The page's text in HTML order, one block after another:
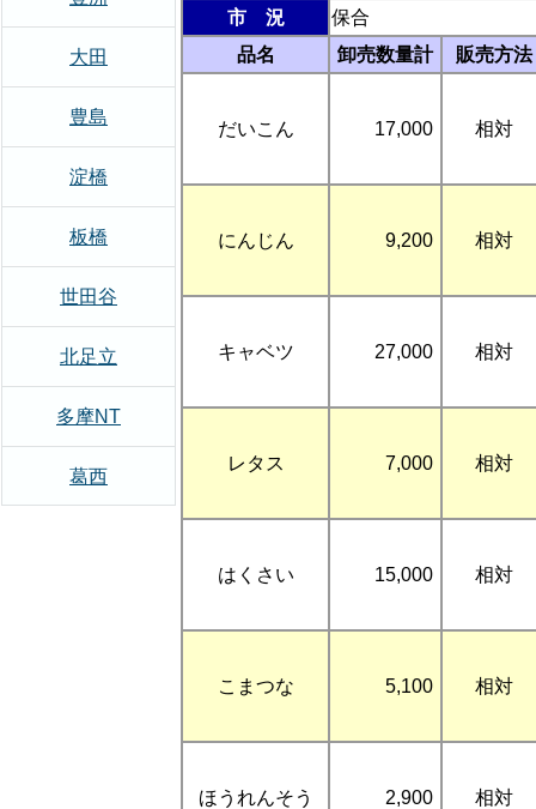
市 況
保合
品名
卸売数量計 販売方法
だいこん 17,000 相対
にんじん 9,200 相対
キャベツ 27,000 相対
レタス 7,000 相対
はくさい 15,000 相対
こまつな 5,100 相対
ほうれんそう 2,900 相対
大田
豊島
淀橋
板橋
世田谷
北足立
多摩NT
葛西